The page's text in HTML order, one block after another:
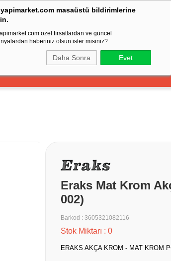
masaüstü bildirimlerine
özel fırsatlardan ve güncel
haberiniz olsun ister misiniz?
Daha Sonra Evet
Dekorasyon ve Ev
Eraks Mat Krom
002)
Barkod : 3605321082116
Stok Miktarı : 0
ERAKS AKÇA KROM - MAT KROM